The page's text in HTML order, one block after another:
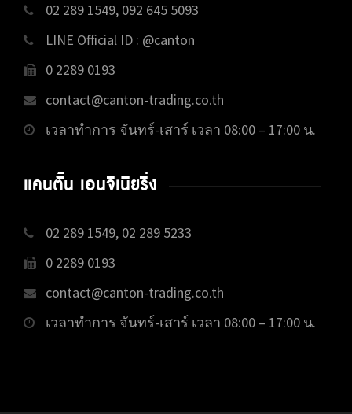
02 289 1549, 092 645 5093
LINE Official ID : @canton
0 2289 0193
contact@canton-trading.co.th
เวลาทำการ จันทร์-เสาร์ เวลา 08:00 – 17:00 น.
แคนตั้น เอนจิเนียริ่ง
02 289 1549, 02 289 5233
0 2289 0193
contact@canton-trading.co.th
เวลาทำการ จันทร์-เสาร์ เวลา 08:00 – 17:00 น.